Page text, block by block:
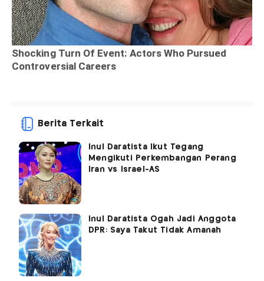
Berita Terkait
Inul Daratista Ikut Tegang
Mengikuti Perkembangan Perang
Iran vs Israel-AS
Inul Daratista Ogah Jadi Anggota
DPR: Saya Takut Tidak Amanah